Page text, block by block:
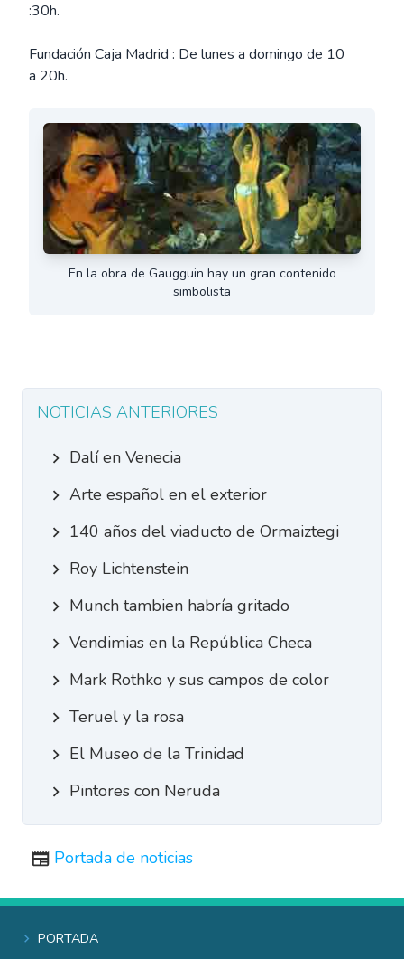
:30h.
Fundación Caja Madrid : De lunes a domingo de 10
a 20h.
En la obra de Gaugguin hay un gran contenido
simbolista
NOTICIAS ANTERIORES
Dalí en Venecia
Arte español en el exterior
140 años del viaducto de Ormaiztegi
Roy Lichtenstein
Munch tambien habría gritado
Vendimias en la República Checa
Mark Rothko y sus campos de color
Teruel y la rosa
El Museo de la Trinidad
Pintores con Neruda
Portada de noticias
Portada